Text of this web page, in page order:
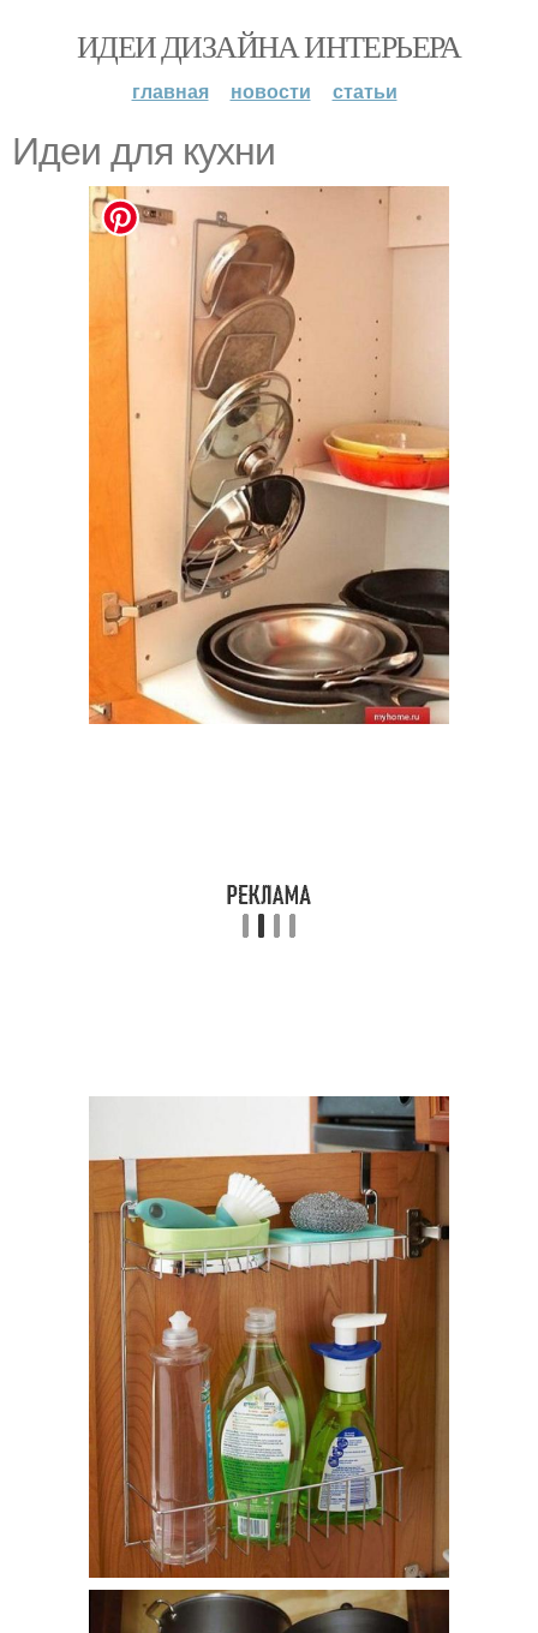
ИДЕИ ДИЗАЙНА ИНТЕРЬЕРА
главная новости статьи
Идеи для куxни